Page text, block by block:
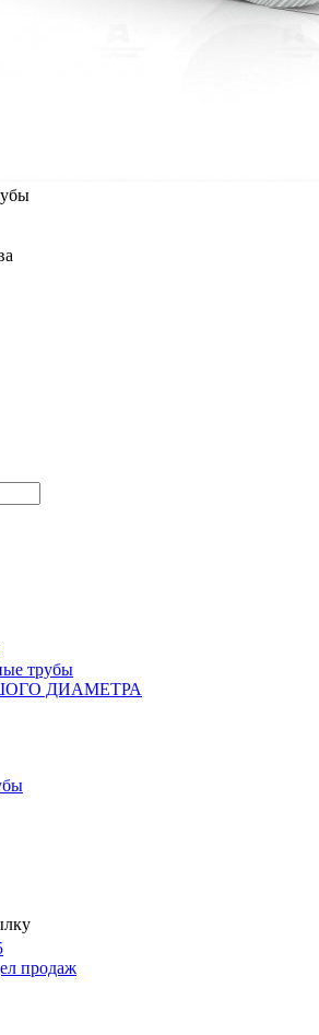
трубы
ДИАМЕТРА
продаж